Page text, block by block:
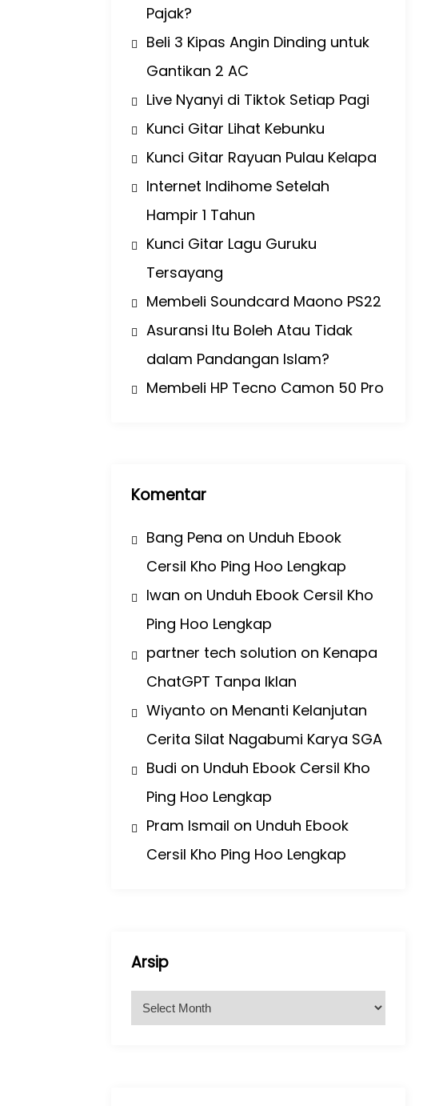
Pajak?
Beli 3 Kipas Angin Dinding untuk
Gantikan 2 AC
Live Nyanyi di Tiktok Setiap Pagi
Kunci Gitar Lihat Kebunku
Kunci Gitar Rayuan Pulau Kelapa
Internet Indihome Setelah
Hampir 1 Tahun
Kunci Gitar Lagu Guruku
Tersayang
Membeli Soundcard Maono PS22
Asuransi Itu Boleh Atau Tidak
dalam Pandangan Islam?
Membeli HP Tecno Camon 50 Pro
Komentar
Bang Pena on Unduh Ebook
Cersil Kho Ping Hoo Lengkap
Iwan on Unduh Ebook Cersil Kho
Ping Hoo Lengkap
partner tech solution on Kenapa
ChatGPT Tanpa Iklan
Wiyanto on Menanti Kelanjutan
Cerita Silat Nagabumi Karya SGA
Budi on Unduh Ebook Cersil Kho
Ping Hoo Lengkap
Pram Ismail on Unduh Ebook
Cersil Kho Ping Hoo Lengkap
Arsip
r